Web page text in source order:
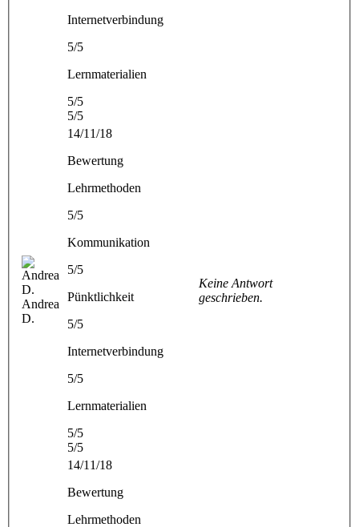
Internetverbindung
5/5
Lernmaterialien
5/5
5/5
Andrea
D.
14/11/18
Bewertung
Lehrmethoden
5/5
Kommunikation
5/5
Pünktlichkeit
5/5
Internetverbindung
5/5
Lernmaterialien
5/5
5/5
Keine Antwort
geschrieben.
14/11/18
Bewertung
Lehrmethoden